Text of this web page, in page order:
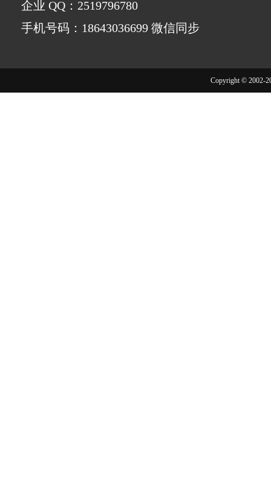
企业 QQ：2519796780
手机号码：18643036699 微信同步
Copyright © 2002-